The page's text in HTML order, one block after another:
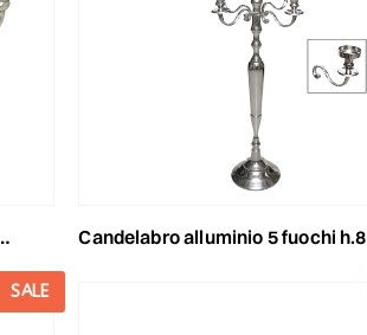
candelabro alluminio 5 fuochi h.80 cm argento lucido
SALE